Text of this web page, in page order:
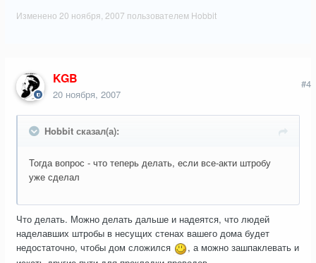
Изменено 20 ноября, 2007 пользователем Hobbit
KGB
20 ноября, 2007
#4
Hobbit сказал(а):
Тогда вопрос - что теперь делать, если все-акти штробу
уже сделал
Что делать. Можно делать дальше и надеятся, что людей
наделавших штробы в несущих стенах вашего дома будет
недостаточно, чтобы дом сложился
, а можно зашпаклевать и